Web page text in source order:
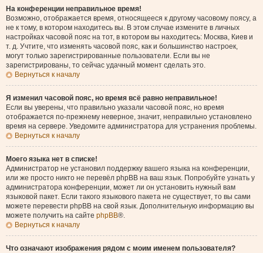
На конференции неправильное время!
Возможно, отображается время, относящееся к другому часовому поясу, а
не к тому, в котором находитесь вы. В этом случае измените в личных
настройках часовой пояс на тот, в котором вы находитесь: Москва, Киев и
т. д. Учтите, что изменять часовой пояс, как и большинство настроек,
могут только зарегистрированные пользователи. Если вы не
зарегистрированы, то сейчас удачный момент сделать это.
Вернуться к началу
Я изменил часовой пояс, но время всё равно неправильное!
Если вы уверены, что правильно указали часовой пояс, но время
отображается по-прежнему неверное, значит, неправильно установлено
время на сервере. Уведомите администратора для устранения проблемы.
Вернуться к началу
Моего языка нет в списке!
Администратор не установил поддержку вашего языка на конференции,
или же просто никто не перевёл phpBB на ваш язык. Попробуйте узнать у
администратора конференции, может ли он установить нужный вам
языковой пакет. Если такого языкового пакета не существует, то вы сами
можете перевести phpBB на свой язык. Дополнительную информацию вы
можете получить на сайте phpBB®.
Вернуться к началу
Что означают изображения рядом с моим именем пользователя?